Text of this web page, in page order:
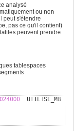
'/'
analysé
ou non
peut s'étendre
pas ce qu'il contient)
peuvent prendre
tablespaces